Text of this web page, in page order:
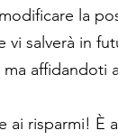
la
salverà in
affidandoti
ai risparmi! È